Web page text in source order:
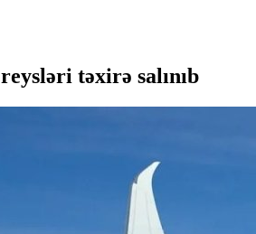
təxirə salınıb